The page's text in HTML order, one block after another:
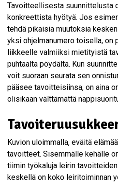
Tavoitteellisesta suunnittelusta
konkreettista hyötyä. Jos
tehdä pikaisia muutoksia
yksi ohjelmanumero toisella, on
liikkeelle valmiiksi mietityistä
puhtaalta pöydältä. Kun
voit suoraan seurata sen
pääsee tavoitteisiinsa, on aina
olisikaan välttämättä
Kuvion uloimmalla, eväitä
tavoitteet. Sisemmälle kehälle
tiimin työkaluja leirin
keskellä on koko leiritoiminnan